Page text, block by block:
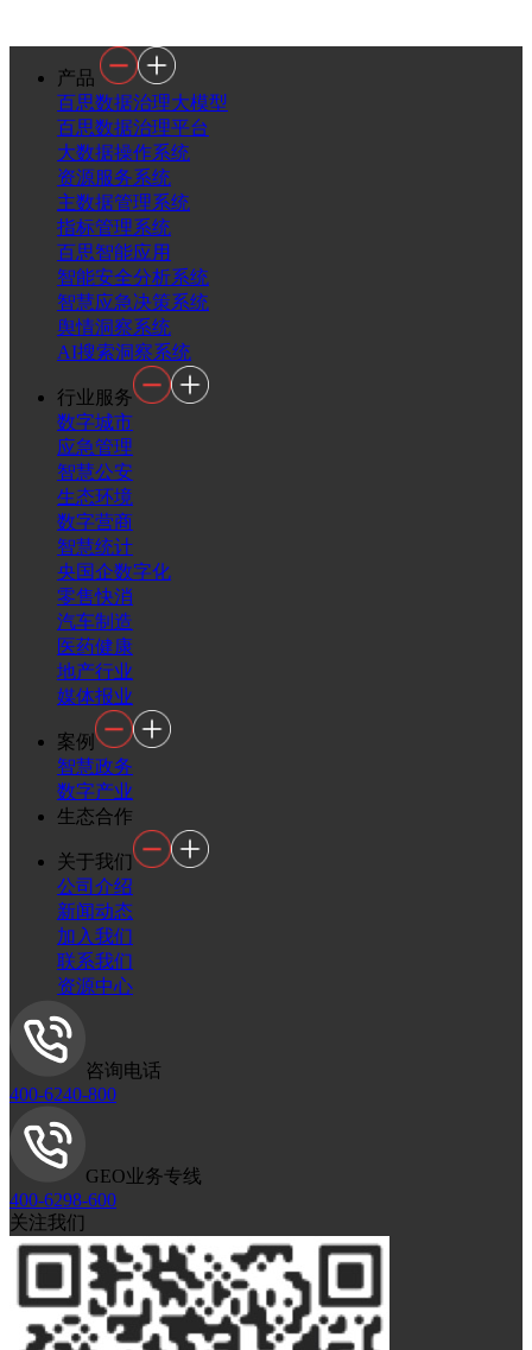
产品
百思数据治理大模型
百思数据治理平台
大数据操作系统
资源服务系统
主数据管理系统
指标管理系统
百思智能应用
智能安全分析系统
智慧应急决策系统
舆情洞察系统
AI搜索洞察系统
行业服务
数字城市
应急管理
智慧公安
生态环境
数字营商
智慧统计
央国企数字化
零售快消
汽车制造
医药健康
地产行业
媒体报业
案例
智慧政务
数字产业
生态合作
关于我们
公司介绍
新闻动态
加入我们
联系我们
资源中心
咨询电话
400-6240-800
GEO业务专线
400-6298-600
关注我们